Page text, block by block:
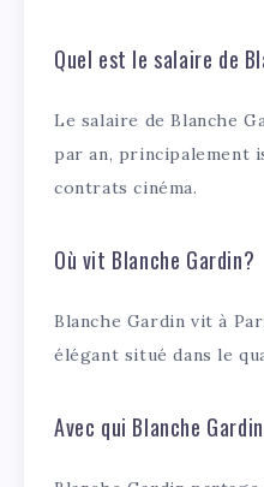
Quel est le salaire de
Le salaire de Blanche
par an, principalement
contrats cinéma.
Où vit Blanche Gardin?
Blanche Gardin vit à
élégant situé dans le
Avec qui Blanche